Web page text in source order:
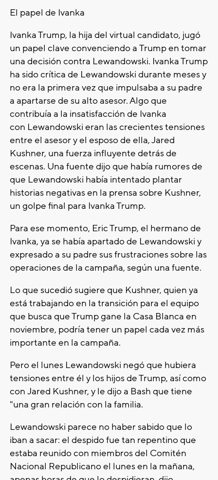
El papel de Ivanka
Ivanka Trump, la hija del virtual candidato, jugó
un papel clave convenciendo a Trump en tomar
una decisión contra Lewandowski. Ivanka Trump
ha sido crítica de Lewandowski durante meses y
no era la primera vez que impulsaba a su padre
a apartarse de su alto asesor. Algo que
contribuía a la insatisfacción de Ivanka
con Lewandowski eran las crecientes tensiones
entre el asesor y el esposo de ella, Jared
Kushner, una fuerza influyente detrás de
escenas. Una fuente dijo que había rumores de
que Lewandowski había intentado plantar
historias negativas en la prensa sobre Kushner,
un golpe final para Ivanka Trump.
Para ese momento, Eric Trump, el hermano de
Ivanka, ya se había apartado de Lewandowski y
expresado a su padre sus frustraciones sobre las
operaciones de la campaña, según una fuente.
Lo que sucedió sugiere que Kushner, quien ya
está trabajando en la transición para el equipo
que busca que Trump gane la Casa Blanca en
noviembre, podría tener un papel cada vez más
importante en la campaña.
Pero el lunes Lewandowski negó que hubiera
tensiones entre él y los hijos de Trump, así como
con Jared Kushner, y le dijo a Bash que tiene
"una gran relación con la familia.
Lewandowski parece no haber sabido que lo
iban a sacar: el despido fue tan repentino que
estaba reunido con miembros del Comitén
Nacional Republicano el lunes en la mañana,